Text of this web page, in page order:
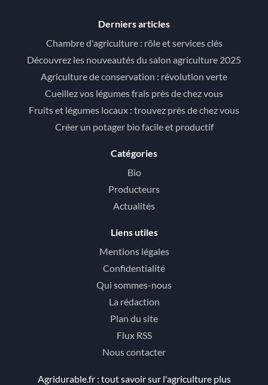
Derniers articles
Chambre d'agriculture : rôle et services clés
Découvrez les nouveautés du salon agriculture 2025
Agriculture de conservation : révolution verte
Cueillez vos légumes frais près de chez vous
Fruits et légumes locaux : trouvez près de chez vous
Créer un potager bio facile et productif
Catégories
Bio
Producteurs
Actualités
Liens utiles
Mentions légales
Confidentialité
Qui sommes-nous
La rédaction
Plan du site
Flux RSS
Nous contacter
Agridurable.fr : tout savoir sur l'agriculture plus